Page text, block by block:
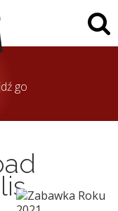
go